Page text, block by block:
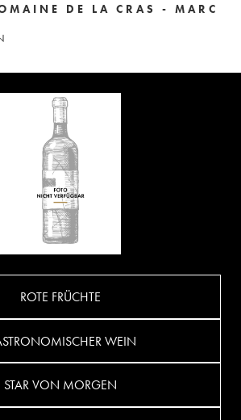
DE LA CRAS - MARC
ROTE FRÜCHTE
WEIN
STAR VON MORGEN